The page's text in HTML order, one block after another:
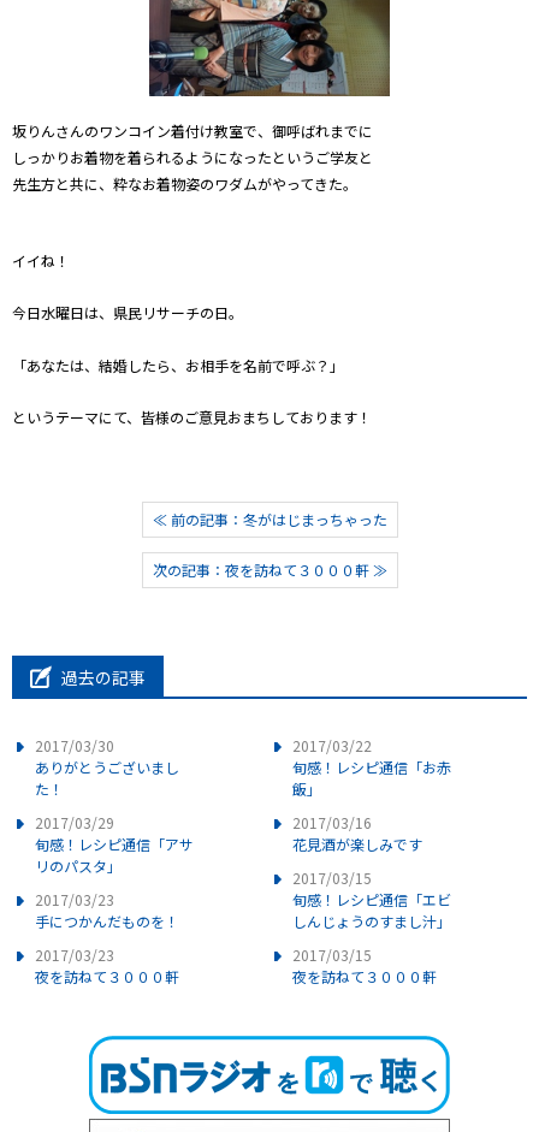
坂りんさんのワンコイン着付け教室で、御呼ばれまでに
しっかりお着物を着られるようになったというご学友と
先生方と共に、粋なお着物姿のワダムがやってきた。
イイね！
今日水曜日は、県民リサーチの日。
「あなたは、結婚したら、お相手を名前で呼ぶ？」
というテーマにて、皆様のご意見おまちしております！
≪ 前の記事：冬がはじまっちゃった
次の記事：夜を訪ねて３０００軒 ≫
過去の記事
2017/03/30
ありがとうございまし
た！
2017/03/29
旬感！レシピ通信「アサ
リのパスタ」
2017/03/23
手につかんだものを！
2017/03/23
夜を訪ねて３０００軒
2017/03/22
旬感！レシピ通信「お赤
飯」
2017/03/16
花見酒が楽しみです
2017/03/15
旬感！レシピ通信「エビ
しんじょうのすまし汁」
2017/03/15
夜を訪ねて３０００軒